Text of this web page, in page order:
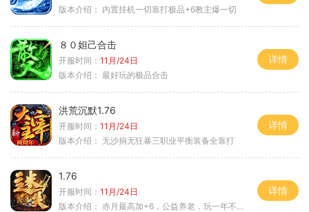
版本介绍： 内置挂机一切靠打极品+6教主爆一切
８０妲己合击
开服时间： 11月/24日
版本介绍： 最好玩的极品合击
详情
洪荒沉默1.76
开服时间： 11月/24日
版本介绍： 无沙捐无狂暴三职业平衡装备全靠打
详情
1.76
开服时间： 11月/24日
版本介绍： 赤月最高加+6，公益养老，玩一年不腻，屠龙
详情